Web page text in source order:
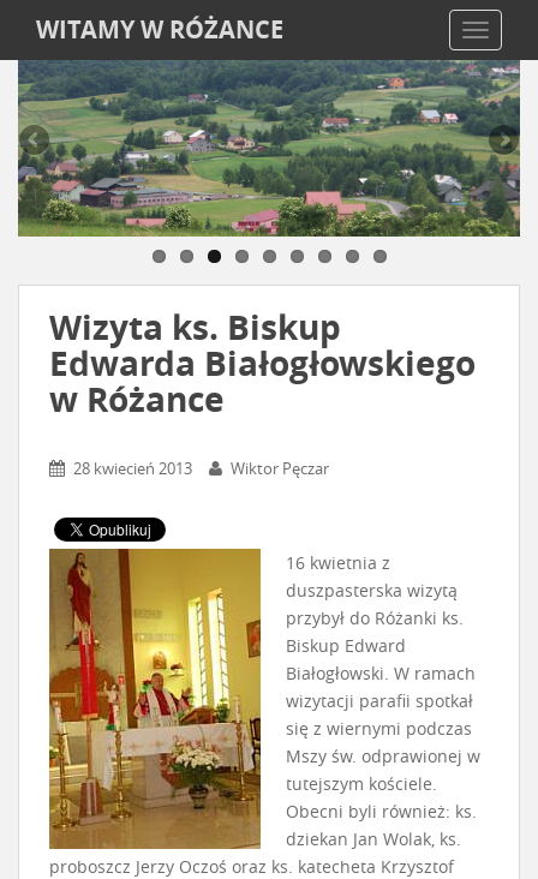
WITAMY W RÓŻANCE
Wizyta ks. Biskup
Edwarda Białogłowskiego
w Różance
28 kwiecień 2013 Wiktor Pęczar
16 kwietnia z
duszpasterska wizytą
przybył do Różanki ks.
Biskup Edward
Białogłowski. W ramach
wizytacji parafii spotkał
się z wiernymi podczas
Mszy św. odprawionej w
tutejszym kościele.
Obecni byli również: ks.
dziekan Jan Wolak, ks.
proboszcz Jerzy Oczoś oraz ks. katecheta Krzysztof